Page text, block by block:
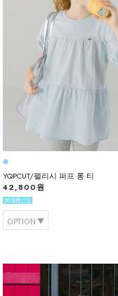
YQPCUT/펠리시 퍼프 롱 티
42,800원
OPTION